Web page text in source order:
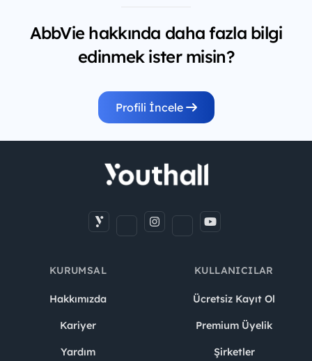
AbbVie hakkında daha fazla bilgi
edinmek ister misin?
Profili İncele
KURUMSAL
Hakkımızda
Kariyer
Yardım
KULLANICILAR
Ücretsiz Kayıt Ol
Premium Üyelik
Şirketler